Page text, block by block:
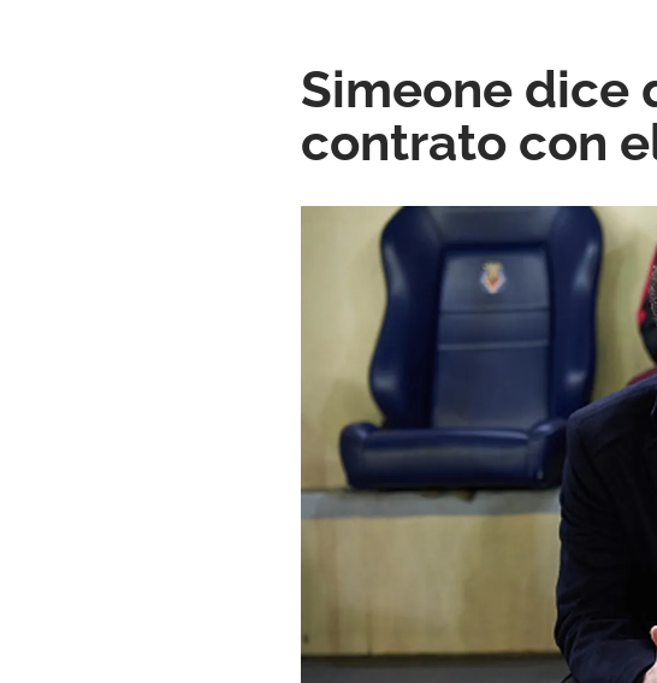
Simeone dice
contrato con